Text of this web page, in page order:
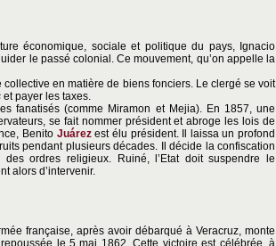
économique, sociale et politique du pays, Ignacio
le passé colonial. Ce mouvement, qu’on appelle la
en matière de biens fonciers. Le clergé se voit
et payer les taxes.
fanatisés (comme Miramon et Mejia). En 1857, une
se fait nommer président et abroge les lois de
Benito Juárezest élu président. Il laissa un profond
pendant plusieurs décades. Il décide la confiscation
ordres religieux. Ruiné, l’Etat doit suspendre le
alors d’intervenir.
française, après avoir débarqué à Veracruz, monte
le 5 mai 1862. Cette victoire est célébrée, à